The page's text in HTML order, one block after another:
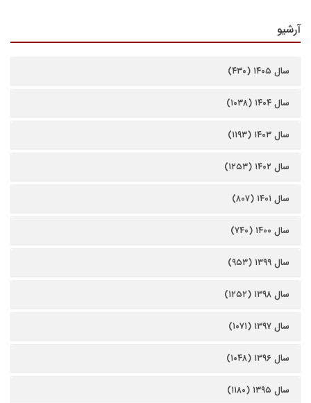
آرشیو
سال ۱۴۰۵ (۴۳۰)
سال ۱۴۰۴ (۱۰۳۸)
سال ۱۴۰۳ (۱۱۹۳)
سال ۱۴۰۲ (۱۲۵۳)
سال ۱۴۰۱ (۸۰۷)
سال ۱۴۰۰ (۷۴۰)
سال ۱۳۹۹ (۹۵۳)
سال ۱۳۹۸ (۱۲۵۲)
سال ۱۳۹۷ (۱۰۷۱)
سال ۱۳۹۶ (۱۰۴۸)
سال ۱۳۹۵ (۱۱۸۰)